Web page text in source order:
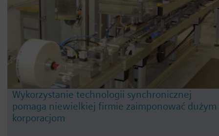
Wykorzystanie technologii synchronicznej
pomaga niewielkiej firmie zaimponować dużym
korporacjom